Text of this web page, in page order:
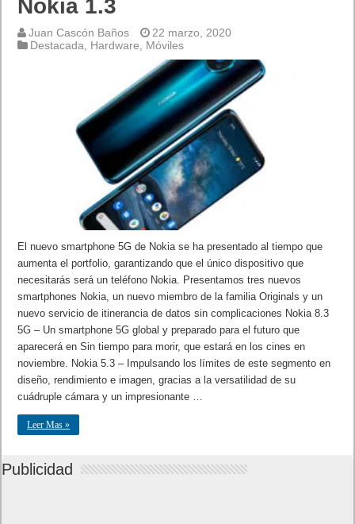
Nokia 1.3
Juan Cascón Baños
22 marzo, 2020
Destacada
Hardware Móviles
El nuevo smartphone 5G de Nokia se ha presentado al tiempo que
aumenta el portfolio, garantizando que el único dispositivo que
necesitarás será un teléfono Nokia. Presentamos tres nuevos
smartphones Nokia, un nuevo miembro de la familia Originals y un
nuevo servicio de itinerancia de datos sin complicaciones Nokia 8.3
5G – Un smartphone 5G global y preparado para el futuro que
aparecerá en Sin tiempo para morir, que estará en los cines en
noviembre. Nokia 5.3 – Impulsando los límites de este segmento en
diseño, rendimiento e imagen, gracias a la versatilidad de su
cuádruple cámara y un impresionante …
Leer Mas »
Publicidad